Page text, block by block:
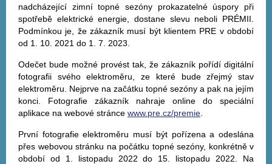
nadcházející zimní topné sezóny prokazatelné úspory při
spotřebě elektrické energie, dostane slevu neboli PRÉMII.
Podmínkou je, že zákazník musí být klientem PRE v období
od 1. 10. 2021 do 1. 7. 2023.
Odečet bude možné provést tak, že zákazník pořídí digitální
fotografii svého elektroměru, ze které bude zřejmý stav
elektroměru. Nejprve na začátku topné sezóny a pak na jejím
konci. Fotografie zákazník nahraje online do speciální
aplikace na webové stránce www.pre.cz/premie
První fotografie elektroměru musí být pořízena a odeslána
přes webovou stránku na počátku topné sezóny, konkrétně v
období od 1. listopadu 2022 do 15. listopadu 2022. Na